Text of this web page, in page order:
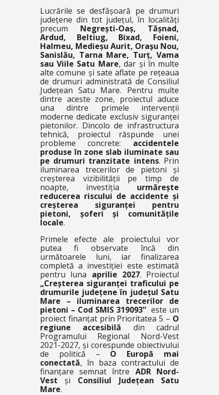
Lucrările se desfășoară pe drumuri
județene din tot județul, în localități
precum Negrești-Oaș, Tășnad,
Ardud, Beltiug, Bixad, Foieni,
Halmeu, Medieșu Aurit, Orașu Nou,
Sanislău, Tarna Mare, Turț, Vama
sau Viile Satu Mare, dar și în multe
alte comune și sate aflate pe rețeaua
de drumuri administrată de Consiliul
Județean Satu Mare. Pentru multe
dintre aceste zone, proiectul aduce
una dintre primele intervenții
moderne dedicate exclusiv siguranței
pietonilor. Dincolo de infrastructura
tehnică, proiectul răspunde unei
probleme concrete: accidentele
produse în zone slab iluminate sau
pe drumuri tranzitate intens. Prin
iluminarea trecerilor de pietoni și
creșterea vizibilității pe timp de
noapte, investiția urmărește
reducerea riscului de accidente și
creșterea siguranței pentru
pietoni, șoferi și comunitățile
locale.
Primele efecte ale proiectului vor
putea fi observate încă din
următoarele luni, iar finalizarea
completă a investiției este estimată
pentru luna aprilie 2027. Proiectul
„Creșterea siguranței traficului pe
drumurile județene în județul Satu
Mare – iluminarea trecerilor de
pietoni – Cod SMIS 319093” este un
proiect finanțat prin Prioritatea 5 – O
regiune accesibilă din cadrul
Programului Regional Nord-Vest
2021-2027, și corespunde obiectivului
de politică – O Europă mai
conectată, în baza contractului de
finanțare semnat între ADR Nord-
Vest și Consiliul Județean Satu
Mare.